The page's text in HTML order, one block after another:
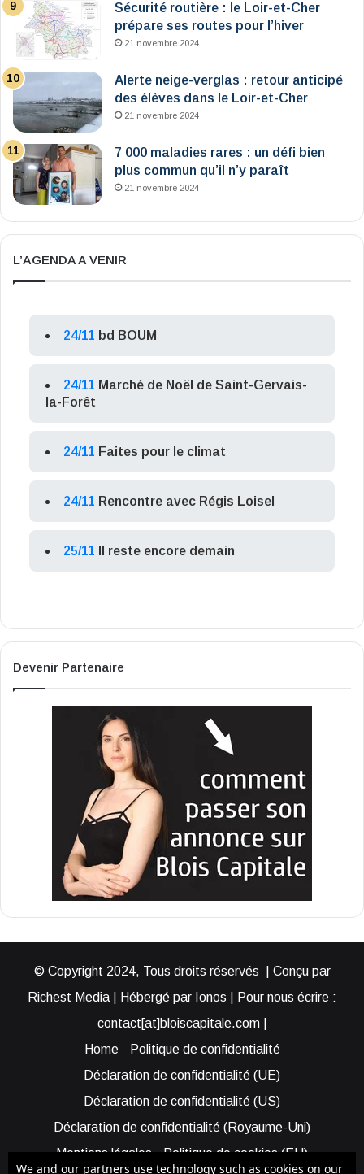
Sécurité routière : le Loir-et-Cher
prépare ses routes pour l’hiver
21 novembre 2024
Alerte neige-verglas : retour anticipé
des élèves dans le Loir-et-Cher
21 novembre 2024
7 000 maladies rares : un défi bien
plus commun qu’il n’y paraît
21 novembre 2024
L’AGENDA A VENIR
24/11 bd BOUM
24/11 Marché de Noël de Saint-Gervais-
la-Forêt
24/11 Faites pour le climat
24/11 Rencontre avec Régis Loisel
25/11 Il reste encore demain
Devenir Partenaire
© Copyright 2024, Tous droits réservés | Conçu par
Richest Media | Hébergé par Ionos | Pour nous écrire :
contact[at]bloiscapitale.com |
Home
Politique de confidentialité
Déclaration de confidentialité (UE)
Déclaration de confidentialité (US)
Déclaration de confidentialité (Royaume-Uni)
Mentions légales
Politique de cookies (EU)
We and our partners use technology such as cookies on our